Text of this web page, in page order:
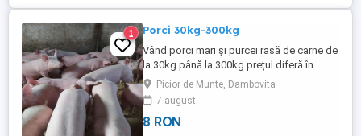
1 Porci 30kg-300kg
Vând porci mari și purcei rasă de carne de
la 30kg până la 300kg prețul diferă în
funcție de mărime pentru mai multe
informații sunați
Picior de Munte, Dambovita
7 august
8 RON